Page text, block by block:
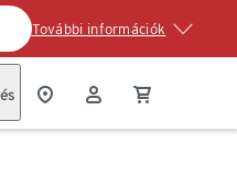
További információk